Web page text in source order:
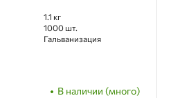
1.1 кг
1000 шт.
Гальванизация
В наличии (много)